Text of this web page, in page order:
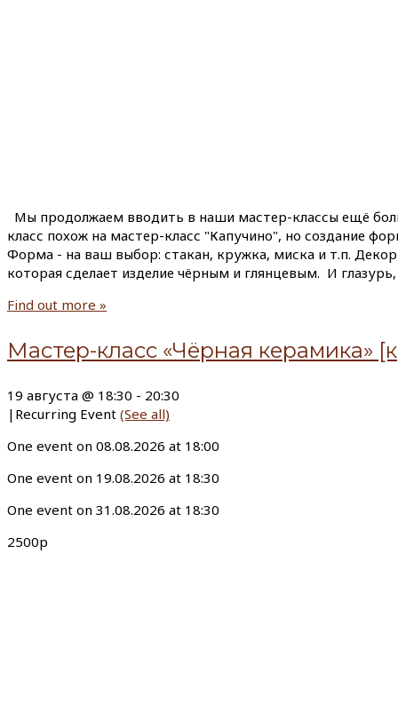
Мы продолжаем вводить в наши мастер-классы ещё
класс похож на мастер-класс "Капучино", но создание
Форма - на ваш выбор: стакан, кружка, миска и т.п.
которая сделает изделие чёрным и глянцевым. И
Find out more »
Мастер-класс «Чёрная керамика»
19 августа @ 18:30 - 20:30
| Recurring Event (See all)
One event on 08.08.2026 at 18:00
One event on 19.08.2026 at 18:30
One event on 31.08.2026 at 18:30
2500р